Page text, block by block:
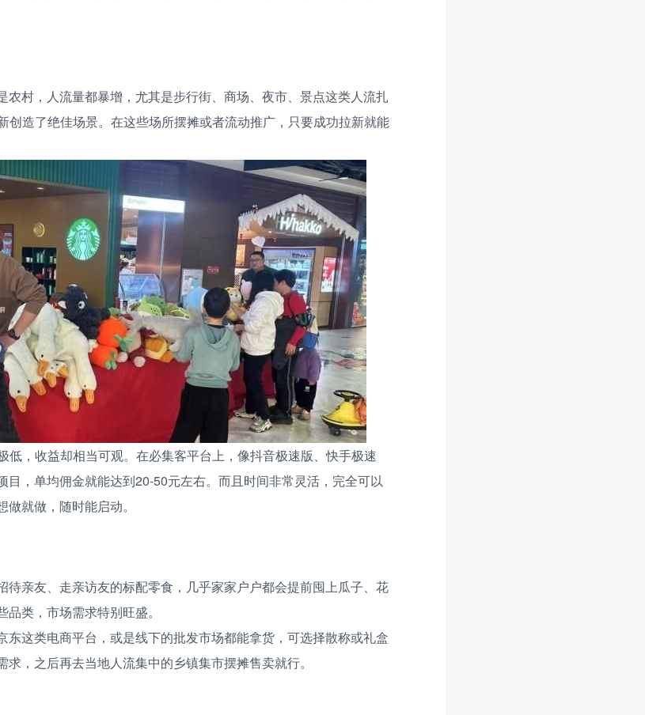
农村，人流量都暴增，尤其是步行街、商场、夜市、景点这类人流扎
创造了绝佳场景。在这些场所摆摊或者流动推广，只要成功拉新就能
低，收益却相当可观。在必集客平台上，像抖音极速版、快手极速
目，单均佣金就能达到20-50元左右。而且时间非常灵活，完全可以
就做，随时能启动。
待亲友、走亲访友的标配零食，几乎家家户户都会提前囤上瓜子、花
类，市场需求特别旺盛。
东这类电商平台，或是线下的批发市场都能拿货，可选择散称或礼盒
，之后再去当地人流集中的乡镇集市摆摊售卖就行。